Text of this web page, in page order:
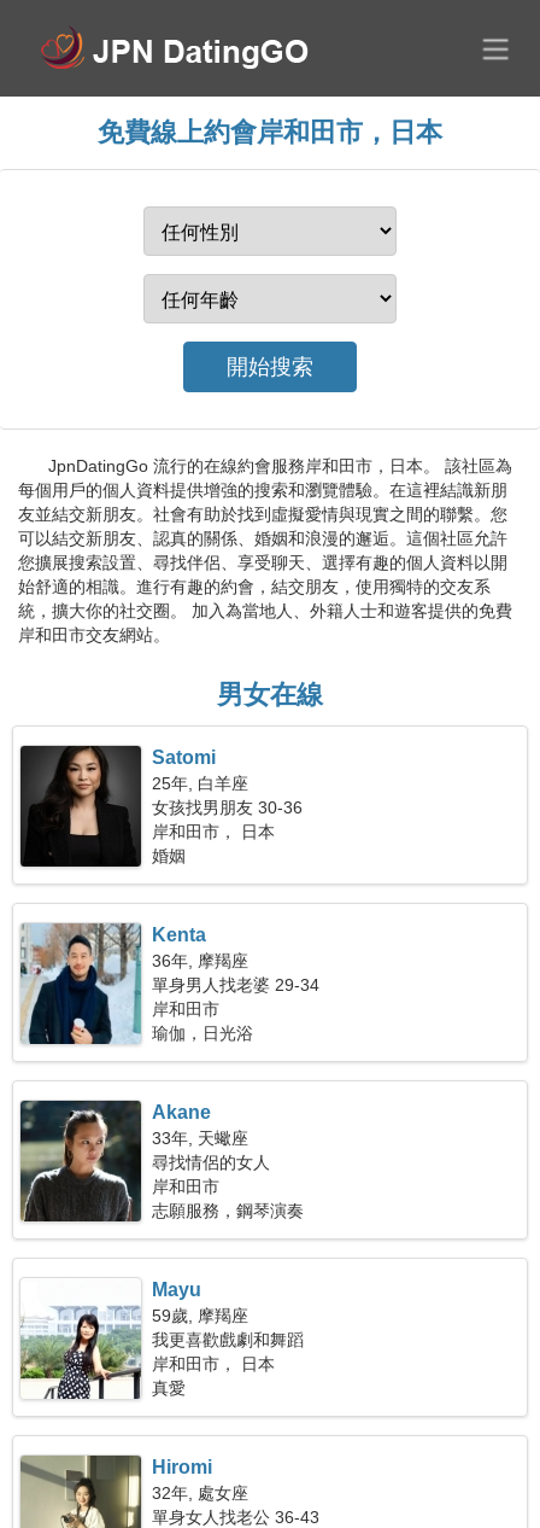
免費線上約會岸和田市，日本
JpnDatingGo 流行的在線約會服務岸和田市，日本。 該社區為
每個用戶的個人資料提供增強的搜索和瀏覽體驗。在這裡結識新朋
友並結交新朋友。社會有助於找到虛擬愛情與現實之間的聯繫。您
可以結交新朋友、認真的關係、婚姻和浪漫的邂逅。這個社區允許
您擴展搜索設置、尋找伴侶、享受聊天、選擇有趣的個人資料以開
始舒適的相識。進行有趣的約會，結交朋友，使用獨特的交友系
統，擴大你的社交圈。 加入為當地人、外籍人士和遊客提供的免費
岸和田市交友網站。
男女在線
Satomi
25年, 白羊座
女孩找男朋友 30-36
岸和田市， 日本
婚姻
Kenta
36年, 摩羯座
單身男人找老婆 29-34
岸和田市
瑜伽，日光浴
Akane
33年, 天蠍座
尋找情侶的女人
岸和田市
志願服務，鋼琴演奏
Mayu
59歲, 摩羯座
我更喜歡戲劇和舞蹈
岸和田市， 日本
真愛
Hiromi
32年, 處女座
單身女人找老公 36-43